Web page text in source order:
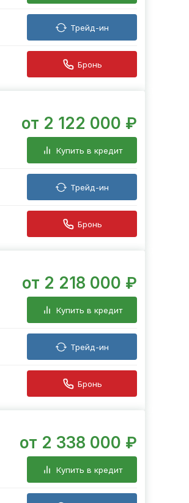
Трейд-ин
Бронь
от 2 122 000 ₽
Купить в кредит
Трейд-ин
Бронь
от 2 218 000 ₽
Купить в кредит
Трейд-ин
Бронь
от 2 338 000 ₽
Купить в кредит